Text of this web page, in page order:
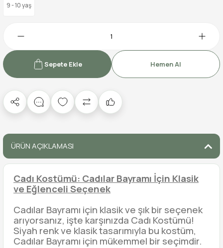
9 - 10 yaş
Sepete Ekle Hemen Al
ÜRÜN AÇIKLAMASI
Cadı Kostümü: Cadılar Bayramı İçin Klasik
ve Eğlenceli Seçenek
Cadılar Bayramı için klasik ve şık bir seçenek
arıyorsanız, işte karşınızda Cadı Kostümü!
Siyah renk ve klasik tasarımıyla bu kostüm,
Cadılar Bayramı için mükemmel bir seçimdir.